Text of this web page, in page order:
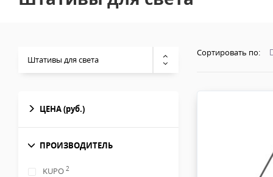
Штативы для света
ЦЕНА(руб.)
ПРОИЗВОДИТЕЛЬ
KUPO 2
Сортировать по: